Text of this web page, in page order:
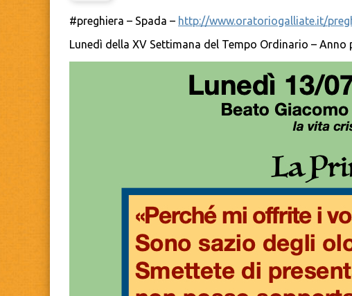
#preghiera – Spada – http://www.oratoriogalliate.it/
Lunedì della XV Settimana del Tempo Ordinario – Anno